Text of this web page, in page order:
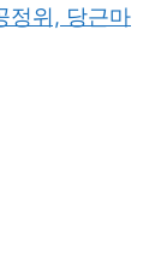
정위, 당근마